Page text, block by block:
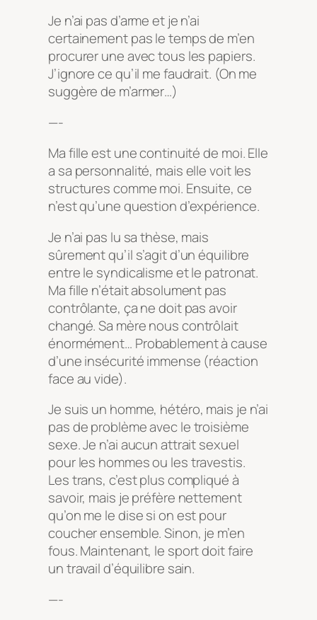
Je n’ai pas d’arme et je n’ai
certainement pas le temps de m’en
procurer une avec tous les papiers.
J’ignore ce qu’il me faudrait. (On me
suggère de m’armer…)
—-
Ma fille est une continuité de moi. Elle
a sa personnalité, mais elle voit les
structures comme moi. Ensuite, ce
n’est qu’une question d’expérience.
Je n’ai pas lu sa thèse, mais
sûrement qu’il s’agit d’un équilibre
entre le syndicalisme et le patronat.
Ma fille n’était absolument pas
contrôlante, ça ne doit pas avoir
changé. Sa mère nous contrôlait
énormément… Probablement à cause
d’une insécurité immense (réaction
face au vide).
Je suis un homme, hétéro, mais je n’ai
pas de problème avec le troisième
sexe. Je n’ai aucun attrait sexuel
pour les hommes ou les travestis.
Les trans, c’est plus compliqué à
savoir, mais je préfère nettement
qu’on me le dise si on est pour
coucher ensemble. Sinon, je m’en
fous. Maintenant, le sport doit faire
un travail d’équilibre sain.
—-